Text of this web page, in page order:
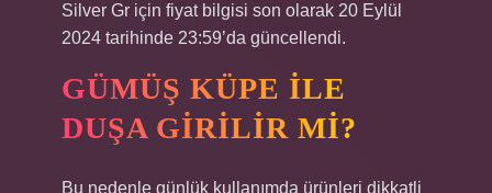
Silver Gr için fiyat bilgisi son olarak 20 Eylül
2024 tarihinde 23:59’da güncellendi.
GÜMÜŞ KÜPE ILE
DUŞA GIRILIR MI?
Bu nedenle günlük kullanımda ürünleri dikkatli